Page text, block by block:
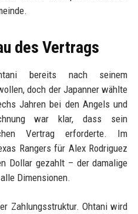
des Vertrags
bereits nach seinem
doch der Japanner wählte
Jahren bei den Angels und
war klar, dass sein
Vertrag erforderte. Im
Rangers für Alex Rodriguez
Dollar gezahlt – der damalige
Dimensionen.
Zahlungsstruktur. Ohtani wird